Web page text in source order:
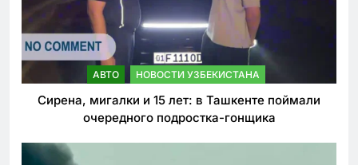
АВТО НОВОСТИ УЗБЕКИСТАНА
Сирена, мигалки и 15 лет: в Ташкенте поймали
очередного подростка-гонщика